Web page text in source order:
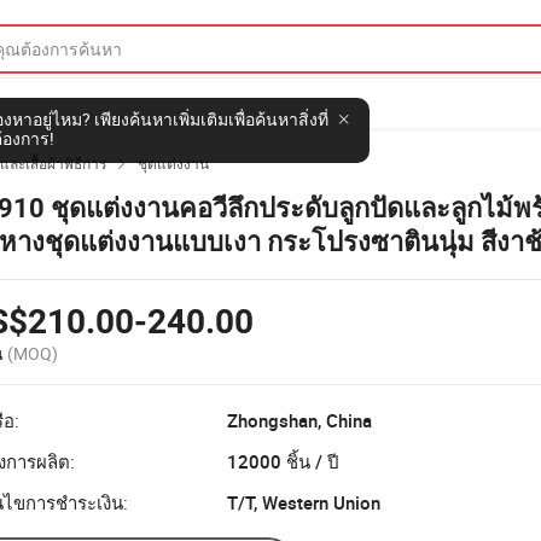
หาอยู่ไหม? เพียงค้นหาเพิ่มเติมเพื่อค้นหาสิ่งที่
งการ!
ละเสื้อผ้าพิธีการ  ชุดแต่งงาน
ชุดแต่งงานคอวีลึกประดับลูกปัดและลูกไม้พ
างชุดแต่งงานแบบเงา กระโปรงซาตินนุ่ม สีงา
240.00
(MOQ)
:
Zhongshan, China
การผลิต:
12000 ชิ้น / ปี
ไขการชำระเงิน:
T/T, Western Union